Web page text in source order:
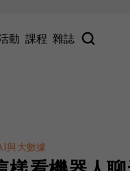
動 課程 雜誌
與大數據